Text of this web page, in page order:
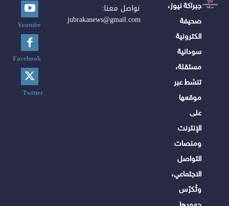
جبراكة نيوز،
صحيفة
الكترونية
سودانية
مستقلة،
تنشط عبر
موقعها
على
الإنترنت
ومنصات
التواصل
الاجتماعي،
وتُكرّس
تواصل معنا:
jubrakanews@gmail.com
Youtube
Facebook
Twitter